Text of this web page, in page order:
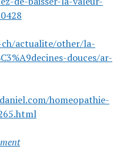
actualite/other/la-
douces/ar-
homeopathie-